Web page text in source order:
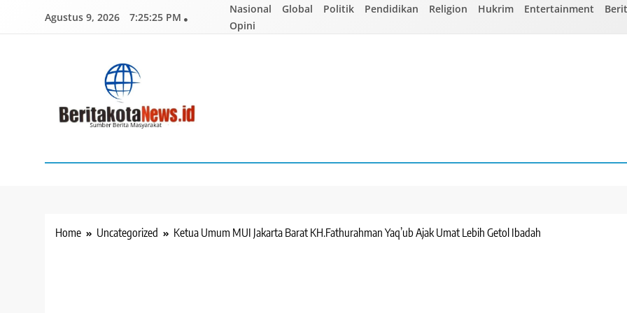
Agustus 9, 2026 7:25:26 PM
Nasional Global Politik Pendidikan Religion Hukrim Entertainment
Opini
Home Uncategorized Ketua Umum MUI Jakarta Barat KH.Fathurahman Yaq’ub Ajak Umat Lebih Getol Ibadah